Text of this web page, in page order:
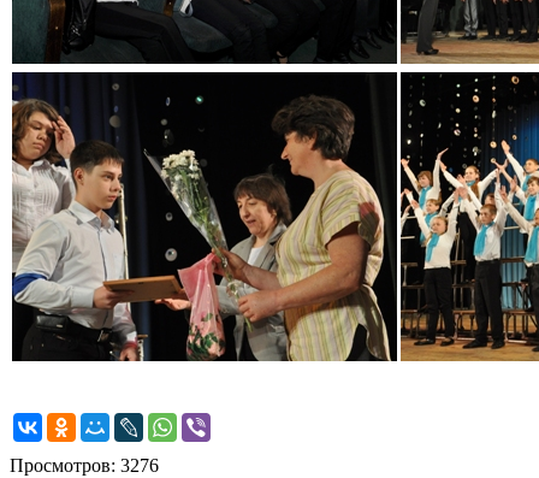
Просмотров: 3276